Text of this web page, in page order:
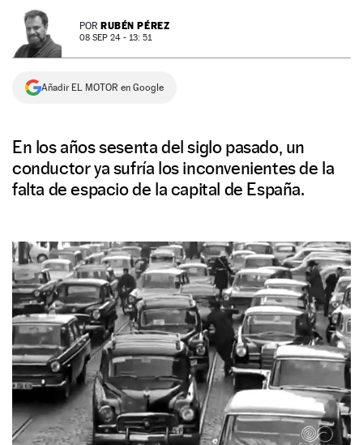
NEWSLETTER POR RUBÉN PÉREZ
08 SEP 24 - 13: 51
Añadir EL MOTOR en Google
En los años sesenta del siglo pasado, un
conductor ya sufría los inconvenientes de la
falta de espacio de la capital de España.